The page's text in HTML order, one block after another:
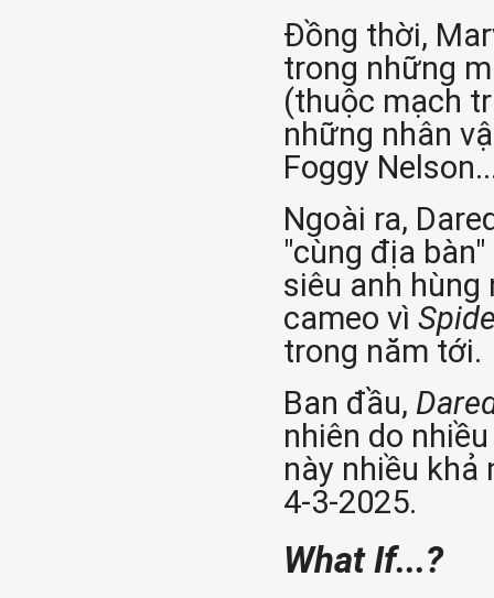
Đồng thời,
trong những
(thuộc mạch
những nhân
Foggy
Ngoài ra,
"cùng địa
siêu anh
cameo vì
trong năm tới.
Ban đầu,
nhiên do
này nhiều khả
4-3-2025.
What If...?